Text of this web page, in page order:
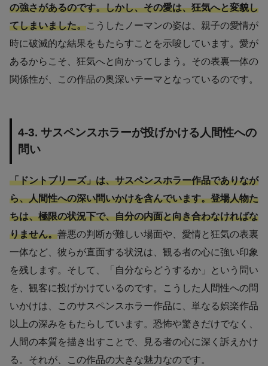
の強さがあるのです。しかし、その愛は、狂気へと変貌し
てしまいました。こうしたノーマンの姿は、親子の愛情が
時に破滅的な結果をもたらすことを示唆しています。愛が
あるからこそ、狂気へと向かってしまう。その表裏一体の
関係性が、この作品の奥深いテーマとなっているのです。
4-3. サスペンスホラーが投げかける人間性への
問い
「ドントブリーズ」は、サスペンスホラー作品でありなが
ら、人間性への深い問いかけを含んでいます。登場人物た
ちは、極限の状況下で、自分の内面と向き合わなければな
りません。善悪の判断が難しい場面や、愛情と狂気の表裏
一体など、彼らが直面する状況は、観る者の心に強い印象
を残します。そして、「自分ならどうするか」という問い
を、観客に投げかけているのです。こうした人間性への問
いかけは、このサスペンスホラー作品に、単なる娯楽作品
以上の深みをもたらしています。恐怖や驚きだけでなく、
人間の本質を描き出すことで、見る者の心に深く訴えかけ
る。それが、この作品の大きな魅力なのです。